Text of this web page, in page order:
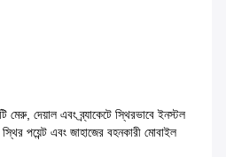
মেরু, দেয়াল এবং ব্র্যাকেটে স্থিরভাবে ইনস্টল
পয়েন্ট এবং জাহাজের বহনকারী মোবাইল